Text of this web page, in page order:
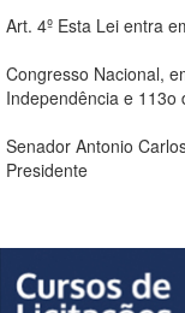
Art. 4º Esta Lei entra
Congresso Nacional,
Independência e 113o
Senador Antonio
Presidente